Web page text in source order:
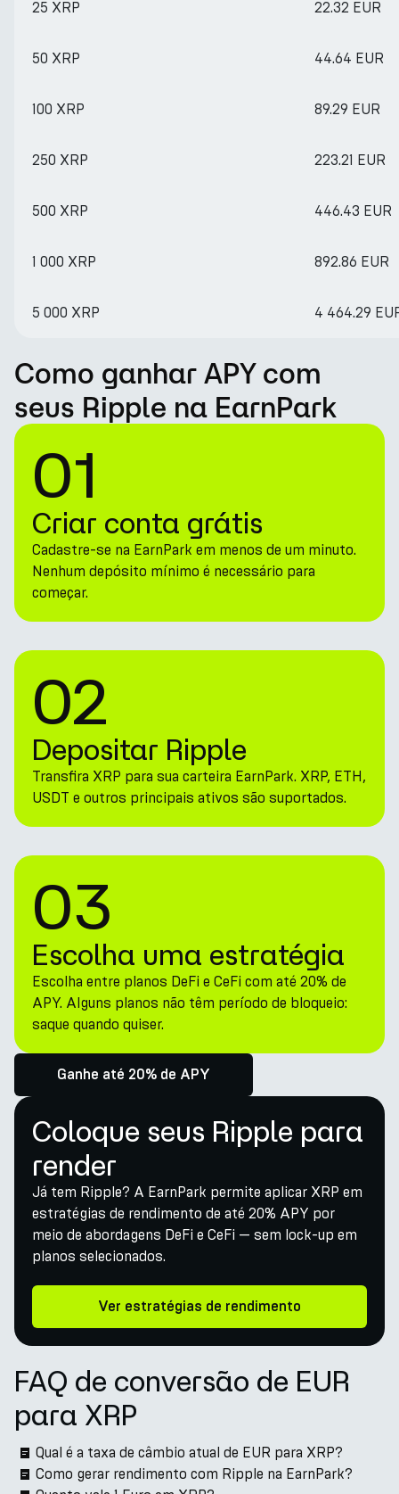
25 XRP 22.32 EUR
50 XRP 44.64 EUR
100 XRP 89.29 EUR
250 XRP 223.21 EUR
500 XRP 446.43 EUR
1 000 XRP 892.86 EUR
5 000 XRP 4 464.29
Como ganhar APY com
seus Ripple na EarnPark
01
Criar conta grátis
Cadastre-se na EarnPark em menos de um minuto.
Nenhum depósito mínimo é necessário para
começar.
02
Depositar Ripple
Transfira XRP para sua carteira EarnPark. XRP, ETH,
USDT e outros principais ativos são suportados.
03
Escolha uma estratégia
Escolha entre planos DeFi e CeFi com até 20% de
APY. Alguns planos não têm período de bloqueio:
saque quando quiser.
Ganhe até 20% de APY
Coloque seus Ripple para
render
Já tem Ripple? A EarnPark permite aplicar XRP em
estratégias de rendimento de até 20% APY por
meio de abordagens DeFi e CeFi — sem lock-up em
planos selecionados.
Ver estratégias de rendimento
FAQ de conversão de EUR
para XRP
Qual é a taxa de câmbio atual de EUR para XRP?
Como gerar rendimento com Ripple na EarnPark?